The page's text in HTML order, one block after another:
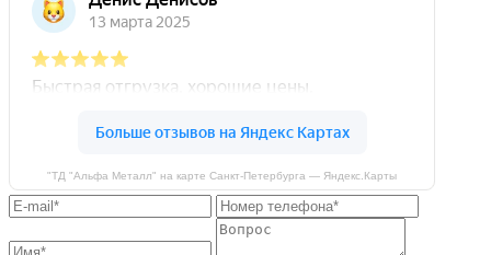
"ТД "Альфа Металл" на карте Санкт‑Петербурга — Яндекс.Карты